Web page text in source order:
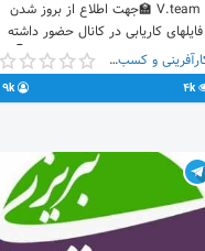
V.team 🏫جهت اطلاع از بروز شدن
فایلهای کاریابی در کانال حضور داشته
باشید. ربات برای دوستان ریپورت👇
@vteam96bot ادمین سفارش تبلیغات
و کاریابی👇 @vteam96
کارآفرینی و کسب و کار
4k
9k